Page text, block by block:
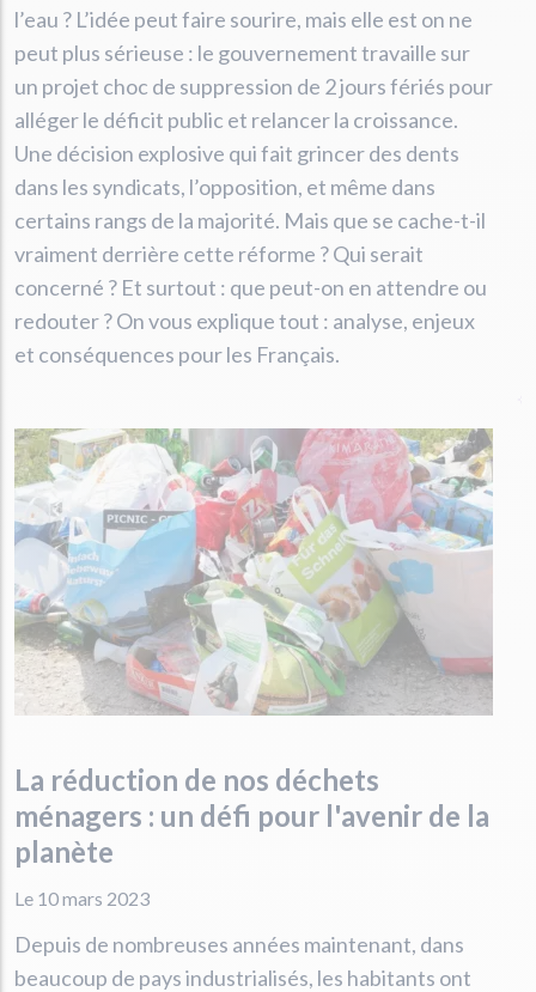
l’eau ? L’idée peut faire sourire, mais elle est on ne
peut plus sérieuse : le gouvernement travaille sur
un projet choc de suppression de 2 jours fériés pour
alléger le déficit public et relancer la croissance.
Une décision explosive qui fait grincer des dents
dans les syndicats, l’opposition, et même dans
certains rangs de la majorité. Mais que se cache-t-il
vraiment derrière cette réforme ? Qui serait
concerné ? Et surtout : que peut-on en attendre ou
redouter ? On vous explique tout : analyse, enjeux
et conséquences pour les Français.
La réduction de nos déchets
ménagers : un défi pour l'avenir de la
planète
Le 10 mars 2023
Depuis de nombreuses années maintenant, dans
beaucoup de pays industrialisés, les habitants ont